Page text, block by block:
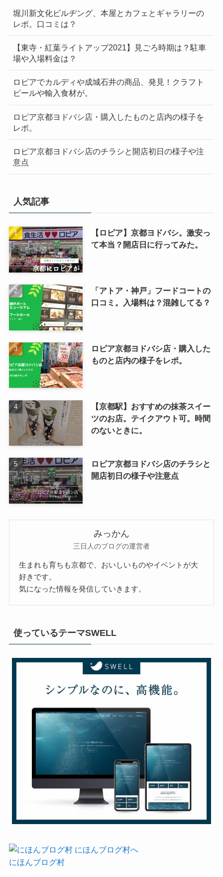
堀川新文化ビルヂング、本屋とカフェとギャラリーの
レポ。口コミは？
【東寺・紅葉ライトアップ2021】見ごろ時期は？駐車
場や入場料金は？
ロピアでカルディや成城石井の商品、発見！クラフト
ビールや輸入食材が。
ロピア京都ヨドバシ店・購入したものと店内の様子を
レポ。
ロピア京都ヨドバシ店のチラシと開店初日の様子や注
意点
人気記事
【ロピア】京都ヨドバシ。激安っ
て本当？開店日に行ってみた。
「アトア・神戸」フードコートの
口コミ。入場料は？混雑してる？
ロピア京都ヨドバシ店・購入した
ものと店内の様子をレポ。
【京都駅】おすすめの抹茶スイー
ツのお店。テイクアウト可。時間
のないときに。
ロピア京都ヨドバシ店のチラシと
開店初日の様子や注意点
みっかん
三日人のブログの運営者
生まれも育ちも京都で、おいしいものやイベントが大
好きです。
気になった情報を発信していきます。
使っているテーマSWELL
にほんブログ村